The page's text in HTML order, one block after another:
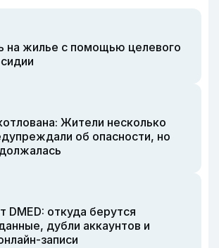
на жилье с помощью целевого
Жители несколько
об опасности, но
DMED: откуда берутся
дубли аккаунтов и
записи